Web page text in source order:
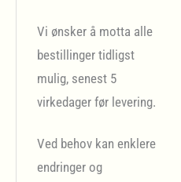
Vi ønsker å motta alle
bestillinger tidligst
mulig, senest 5
virkedager før levering.
Ved behov kan enklere
endringer og